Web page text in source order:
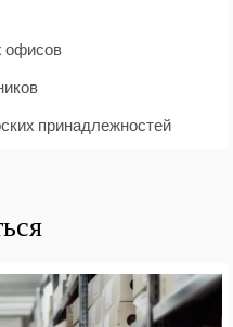
офисов
принадлежностей